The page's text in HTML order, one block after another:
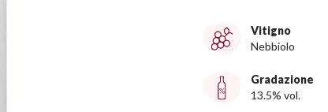
Vitigno
Nebbiolo
Gradazione
13.5% vol.